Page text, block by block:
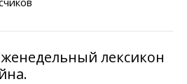
лексикон